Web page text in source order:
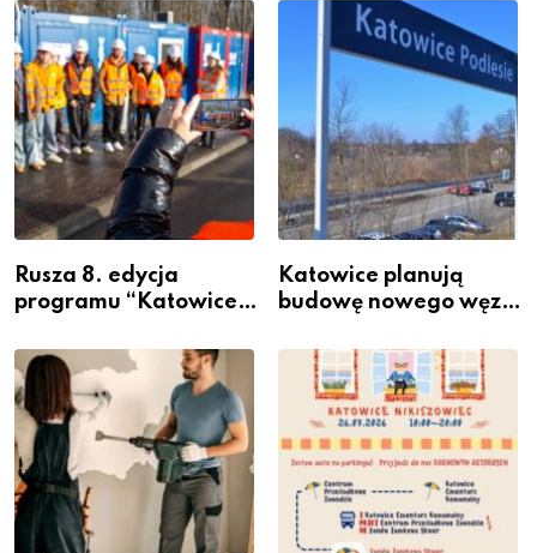
Rusza 8. edycja
programu “Katowice
– nabór dla
przedsiębiorców
Katowice planują
budowę nowego węzła
Podlesiu